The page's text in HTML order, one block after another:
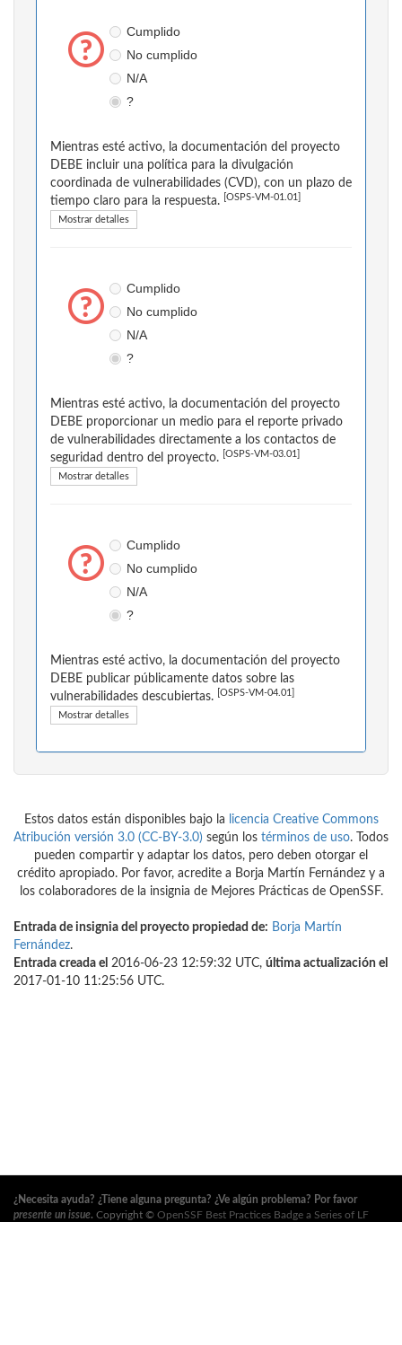
Cumplido
No cumplido
N/A
?
Mientras esté activo, la documentación del proyecto
DEBE incluir una política para la divulgación
coordinada de vulnerabilidades (CVD), con un plazo de
tiempo claro para la respuesta.
[OSPS-VM-01.01]
Mostrar detalles
Cumplido
No cumplido
N/A
?
Mientras esté activo, la documentación del proyecto
DEBE proporcionar un medio para el reporte privado
de vulnerabilidades directamente a los contactos de
seguridad dentro del proyecto.
[OSPS-VM-03.01]
Mostrar detalles
Cumplido
No cumplido
N/A
?
Mientras esté activo, la documentación del proyecto
DEBE publicar públicamente datos sobre las
vulnerabilidades descubiertas.
[OSPS-VM-04.01]
Mostrar detalles
Estos datos están disponibles bajo la
licencia Creative Commons
Atribución versión 3.0 (CC-BY-3.0) según los términos de uso. Todos
pueden compartir y adaptar los datos, pero deben otorgar el
crédito apropiado. Por favor, acredite a Borja Martín Fernández y a
los colaboradores de la insignia de Mejores Prácticas de OpenSSF.
Entrada de insignia del proyecto propiedad de: Borja Martín
Fernández.
Entrada creada el 2016-06-23 12:59:32 UTC, última actualización el
2017-01-10 11:25:56 UTC.
¿Necesita ayuda? ¿Tiene alguna pregunta? ¿Ve algún problema? Por favor
presente un issue. Copyright © OpenSSF Best Practices Badge a Series of LF